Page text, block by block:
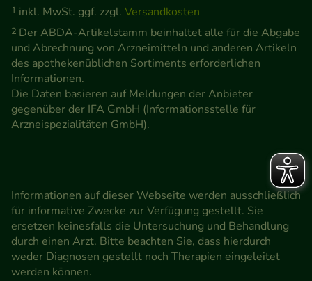
1 inkl. MwSt. ggf. zzgl. Versandkosten
2 Der ABDA-Artikelstamm beinhaltet alle für die Abgabe
und Abrechnung von Arzneimitteln und anderen Artikeln
des apothekenüblichen Sortiments erforderlichen
Informationen.
Die Daten basieren auf Meldungen der Anbieter
gegenüber der IFA GmbH (Informationsstelle für
Arzneispezialitäten GmbH).
Informationen auf dieser Webseite werden ausschließlich
für informative Zwecke zur Verfügung gestellt. Sie
ersetzen keinesfalls die Untersuchung und Behandlung
durch einen Arzt. Bitte beachten Sie, dass hierdurch
weder Diagnosen gestellt noch Therapien eingeleitet
werden können.